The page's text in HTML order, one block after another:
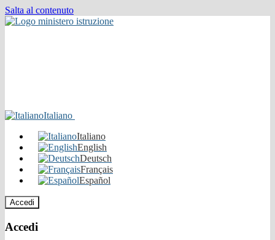
Salta al contenuto
Italiano
Italiano
English
Deutsch
Français
Español
Accedi
Accedi